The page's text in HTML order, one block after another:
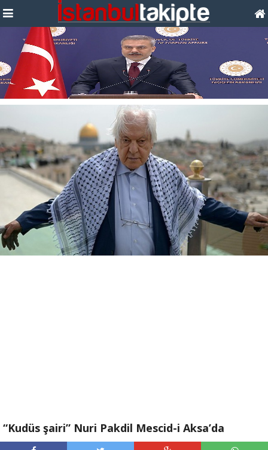
“Kudüs şairi” Nuri Pakdil Mescid-i Aksa’da